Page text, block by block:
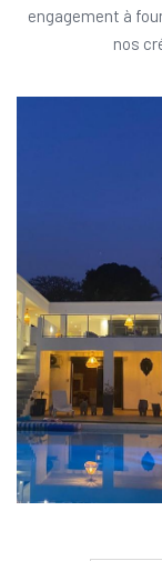
engagement à
nos